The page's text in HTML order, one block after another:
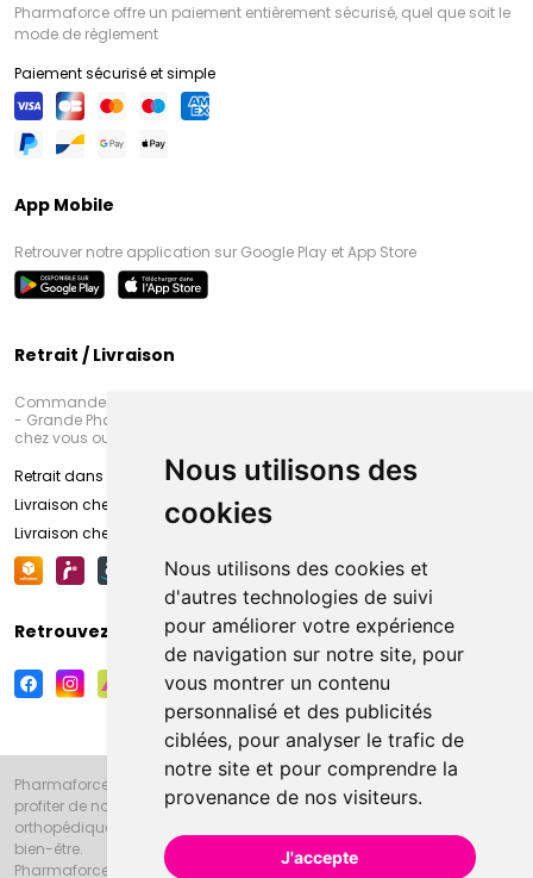
Nous utilisons des
cookies
Nous utilisons des cookies et
d'autres technologies de suivi
pour améliorer votre expérience
de navigation sur notre site, pour
vous montrer un contenu
personnalisé et des publicités
ciblées, pour analyser le trafic de
notre site et pour comprendre la
provenance de nos visiteurs.
J'accepte
Pharmaforce offre un paiement entièrement sécurisé, quel que soit le
mode de règlement
Paiement sécurisé et simple
App Mobile
Retrouver notre application sur Google Play et App Store
Retrait / Livraison
Commandez en ligne et venez chercher votre commande à Amiens
- Grande Pharmacie d’Amiens (Fachon) ou recevez-là rapidement
chez vous ou en point retrait
Retrait dans la pharmacie d’Amiens
Livraison chez vous
Livraison chez votre commerçant
Retrouvez-nous sur vos réseaux sociaux
Pharmaforce.fr et la Grande Pharmacie d’Amiens vous souhaitent de
profiter de notre accueil, de nos conseils pharmaceutiques,
orthopédiques, homéopathiques, parapharmaceutiques, beauté et
bien-être.
Pharmaforce.fr est le site internet de la Grande Pharmacie d’Amiens.